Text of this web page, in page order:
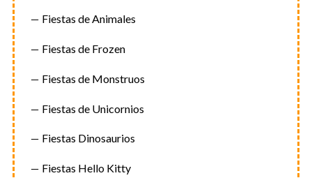
Fiestas de Animales
Fiestas de Frozen
Fiestas de Monstruos
Fiestas de Unicornios
Fiestas Dinosaurios
Fiestas Hello Kitty